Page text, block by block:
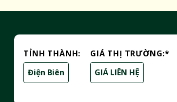
TỈNH THÀNH:
Điện Biên
GIÁ THỊ TRƯỜNG:*
GIÁ LIÊN HỆ